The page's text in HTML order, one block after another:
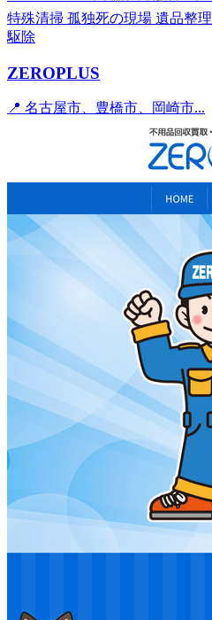
特殊清掃 孤独死の現場 遺品整理
駆除
ZEROPLUS
📍 名古屋市、豊橋市、岡崎市...